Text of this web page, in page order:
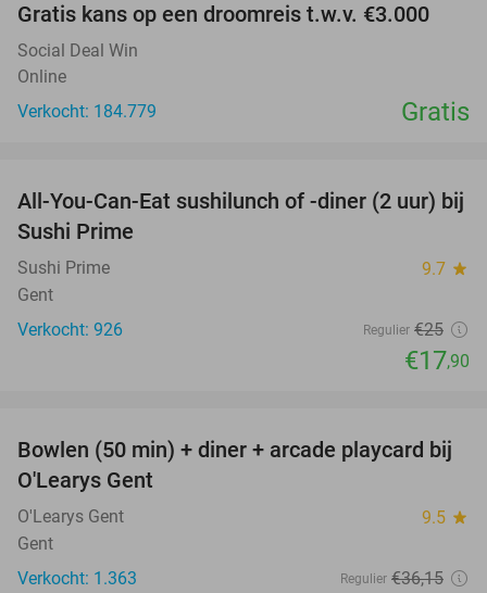
Gratis kans op een droomreis t.w.v. €3.000
Social Deal Win
Online
Verkocht: 184.779
Gratis
28%
All-You-Can-Eat sushilunch of -diner (2 uur) bij
Sushi Prime
Sushi Prime 9.7 star
Gent
Verkocht: 926
Regulier €25
€17,90
38%
Bowlen (50 min) + diner + arcade playcard bij
O'Learys Gent
O'Learys Gent 9.5 star
Gent
Verkocht: 1.363
Regulier €36,15